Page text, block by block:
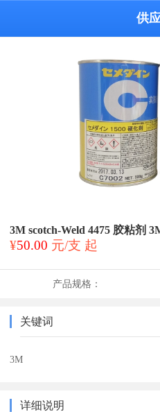
供
3M scotch-Weld 4475 胶粘剂
¥50.00 元/支 起
产品规格：
关键词
3M
详细说明